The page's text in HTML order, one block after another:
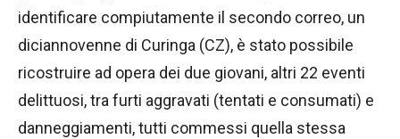
identificare compiutamente il secondo correo, un
diciannovenne di Curinga (CZ), è stato possibile
ricostruire ad opera dei due giovani, altri 22 eventi
delittuosi, tra furti aggravati (tentati e consumati) e
danneggiamenti, tutti commessi quella stessa